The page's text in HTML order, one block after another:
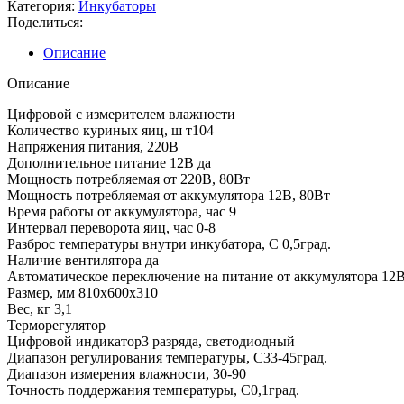
Категория: Инкубаторы
Поделиться:
Описание
Описание
Цифровой с измерителем влажности
Количество куриных яиц, ш т104
Напряжения питания, 220В
Дополнительное питание 12В да
Мощность потребляемая от 220В, 80Вт
Мощность потребляемая от аккумулятора 12В, 80Вт
Время работы от аккумулятора, час 9
Интервал переворота яиц, час 0-8
Разброс температуры внутри инкубатора, С 0,5град.
Наличие вентилятора да
Автоматическое переключение на питание от аккумулятора
Размер, мм 810х600х310
Вес, кг 3,1
Терморегулятор
Цифровой индикатор3 разряда, светодиодный
Диапазон регулирования температуры, С33-45град.
Диапазон измерения влажности, 30-90
Точность поддержания температуры, С0,1град.